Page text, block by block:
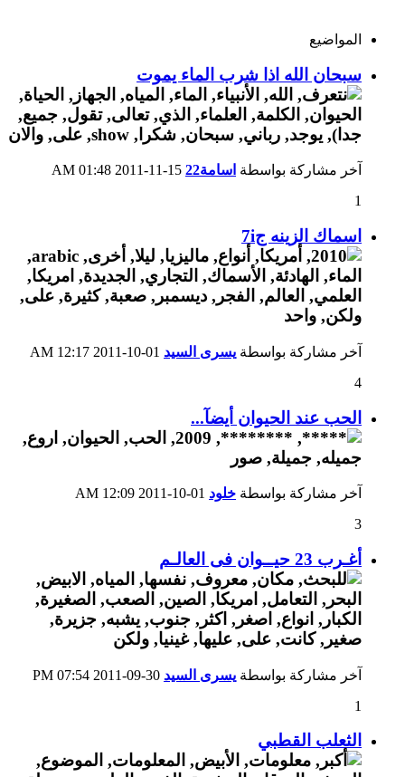
المواضيع
سبحان الله اذا شرب الماء يموت
آخر مشاركة بواسطة اسامة22
01:48 AM
1
اسماك الزينه ج7i
آخر مشاركة بواسطة يسرى السيد
12:17 AM
4
الحب عند الحيوان أيضآ...
آخر مشاركة بواسطة خلود
12:09 AM
3
أغـرب 23 حيــوان فى العالـم
آخر مشاركة بواسطة يسرى السيد
07:54 PM
1
الثعلب القطبي